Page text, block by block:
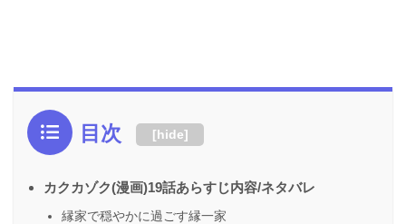
目次 [hide]
カクカゾク(漫画)19話あらすじ内容/ネタバレ
縁家で穏やかに過ごす縁一家